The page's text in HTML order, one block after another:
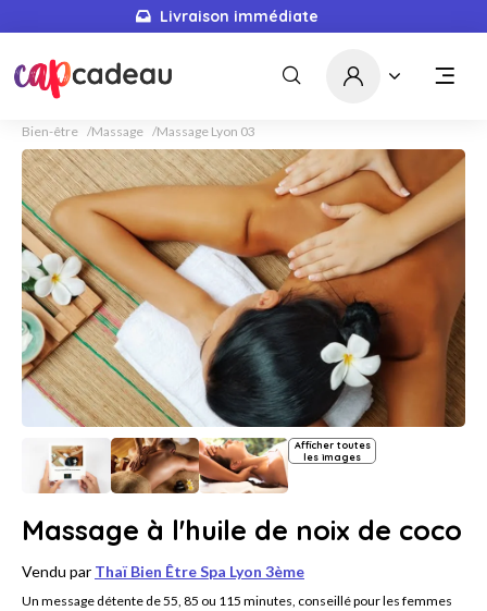
Livraison immédiate
Bien-être Massage Massage Lyon 03
Afficher toutes
les images
Massage à l'huile de noix de coco
Vendu par Thaï Bien Être Spa Lyon 3ème
Un message détente de 55, 85 ou 115 minutes, conseillé pour les femmes